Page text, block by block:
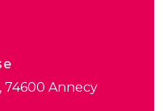
74600 Annecy